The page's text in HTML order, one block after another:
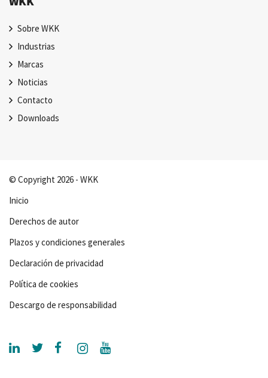
Sobre WKK
Industrias
Marcas
Noticias
Contacto
Downloads
© Copyright 2026 - WKK
Inicio
Derechos de autor
Plazos y condiciones generales
Declaración de privacidad
Política de cookies
Descargo de responsabilidad